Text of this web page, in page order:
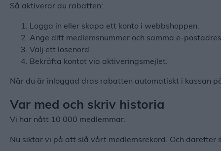
Så aktiverar du rabatten:
Logga in eller skapa ett konto i webbshoppen.
Ange ditt medlemsnummer och samma e-
Välj ett lösenord.
Bekräfta kontot via aktiveringsmejlet.
När du är inloggad dras rabatten automatiskt i kassan
Var med och skriv historia
Vi har nått 10 000 medlemmar.
Nu siktar vi på att slå vårt medlemsrekord. Och